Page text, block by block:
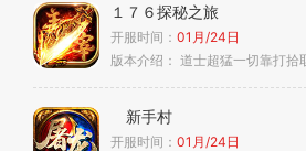
１７６探秘之旅
开服时间： 01月/24日
版本介绍： 道士超猛一切靠打拾
新手村
开服时间： 01月/24日